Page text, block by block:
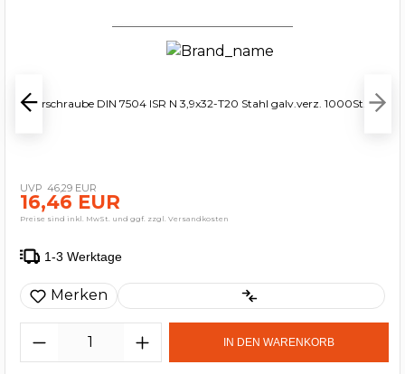
Bohrschraube DIN 7504 ISR N 3,9x32-T20 Stahl galv.verz. 1000St.
46,29 EUR
16,46 EUR
Preise sind inkl. MwSt. und ggf. zzgl. Versandkosten
1-3 Werktage
Merken
IN DEN WARENKORB